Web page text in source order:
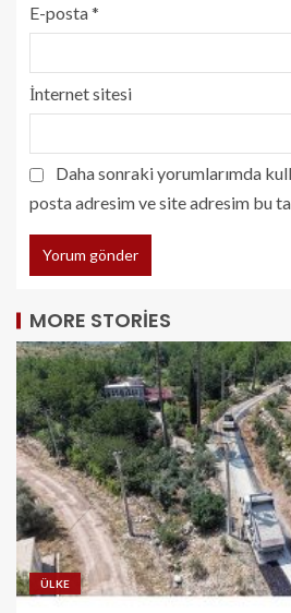
E-posta*
İnternet sitesi
Daha sonraki yorumlarımda
posta adresim ve site adresim bu
MORE STORIES
ÜLKE